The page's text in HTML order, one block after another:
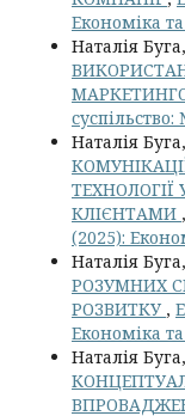
Економіка
Наталія
Наталія
КЛІЄНТАМИ ,
(2025):
Наталія
РОЗУМНИХ
РОЗВИТКУ ,
Економіка
Наталія Буга,